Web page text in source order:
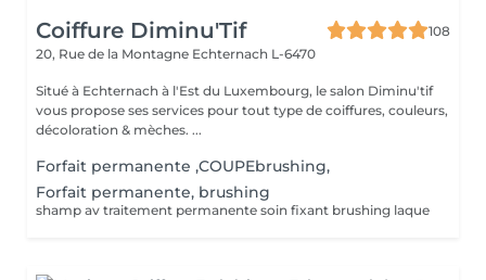
Coiffure Diminu'Tif
108
20, Rue de la Montagne Echternach L-6470
Situé à Echternach à l'Est du Luxembourg, le salon Diminu'tif
vous propose ses services pour tout type de coiffures, couleurs,
décoloration & mèches. ...
Forfait permanente ,COUPEbrushing,
Forfait permanente, brushing
shamp av traitement permanente soin fixant brushing laque